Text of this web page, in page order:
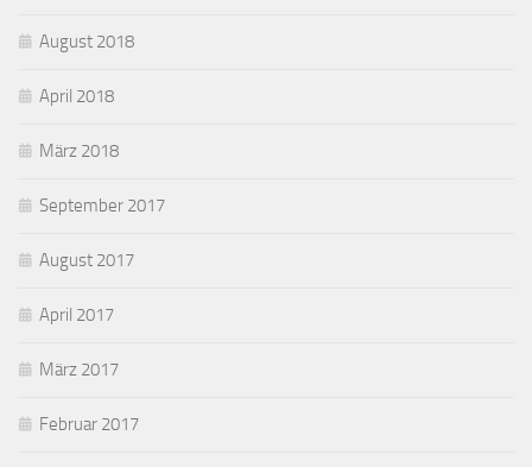
August 2018
April 2018
März 2018
September 2017
August 2017
April 2017
März 2017
Februar 2017